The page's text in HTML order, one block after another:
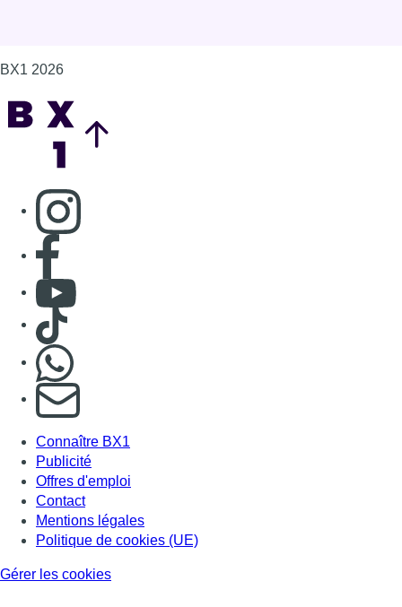
BX1 2026
Consulter page Instagram
Consulter page Facebook
Consulter Youtube
Consulter TikTok
S'abonner à notre newsletter
Connaître BX1
Publicité
Offres d'emploi
Contact
Mentions légales
Politique de cookies (UE)
Gérer les cookies